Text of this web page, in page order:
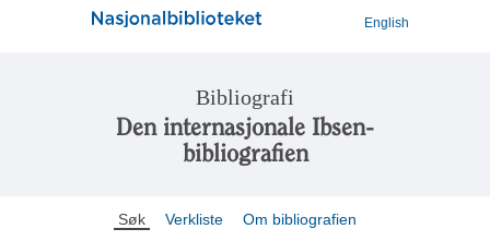
English
Bibliografi
Den internasjonale Ibsen-
bibliografien
Søk Verkliste Om bibliografien